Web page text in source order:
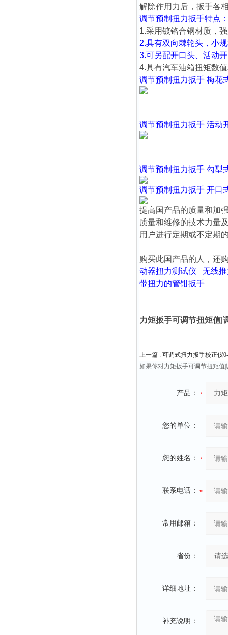
解除作用力后，扳手各
调节预制扭力扳手特点
1.采用镀铬合钢材质，
2.具有双向棘轮头，小
3.可另配开口头、活动
4.具有汽车油箱扭矩数
调节预制扭力扳手 梅花
调节预制扭力扳手 活动
调节预制扭力扳手 勾型
调节预制扭力扳手 开口
提高国产品的质量和加
质量和维修的技术力量
用户进行定期或不定期
购买此国产品的人，还
动器扭力测试仪
无线
带扭力的管钳扳手
力矩扳手可调节扭矩值|
上一篇 : 可调式扭力扳手校正仪
如果你对力矩扳手可调节扭矩值
产品：
您的单位：
您的姓名：
联系电话：
常用邮箱：
省份：
详细地址：
补充说明：